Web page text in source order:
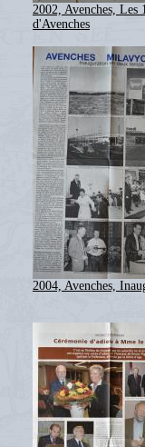
2002, Avenches, Les
d'Avenches
2004, Avenches,